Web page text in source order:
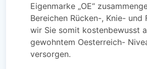
Eigenmarke „OE“
Bereichen Rücken-, Knie- und
wir Sie somit kostenbewusst
gewohntem Oesterreich-
versorgen.